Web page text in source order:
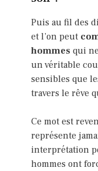
Puis au fil des
et l’on peut
hommes qui
un véritable
sensibles que
travers le rêve
Ce mot est
représente
interprétation
hommes ont